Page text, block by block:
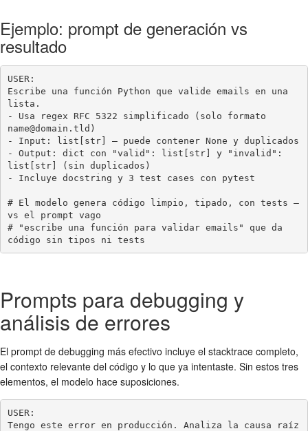
Ejemplo: prompt de generación vs
resultado
USER:
Escribe una función Python que valide emails en una
lista.
- Usa regex RFC 5322 simplificado (solo formato
name@domain.tld)
- Input: list[str] — puede contener None y duplicados
- Output: dict con "valid": list[str] y "invalid":
list[str] (sin duplicados)
- Incluye docstring y 3 test cases con pytest
# El modelo genera código limpio, tipado, con tests —
vs el prompt vago
# "escribe una función para validar emails" que da
código sin tipos ni tests
Prompts para debugging y
análisis de errores
El prompt de debugging más efectivo incluye el stacktrace completo,
el contexto relevante del código y lo que ya intentaste. Sin estos tres
elementos, el modelo hace suposiciones.
USER:
Tengo este error en producción. Analiza la causa raíz